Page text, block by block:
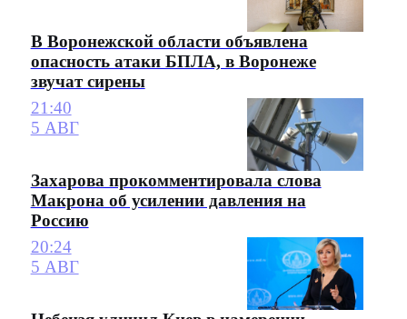
В Воронежской области объявлена
опасность атаки БПЛА, в Воронеже
звучат сирены
21:40
5 АВГ
Захарова прокомментировала слова
Макрона об усилении давления на
Россию
20:24
5 АВГ